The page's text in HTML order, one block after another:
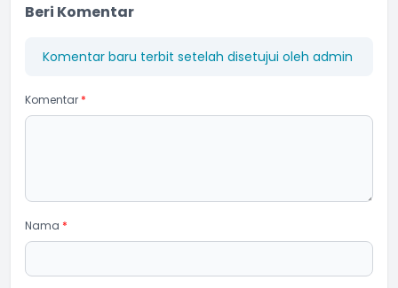
Beri Komentar
Komentar baru terbit setelah disetujui oleh admin
Komentar *
Nama *